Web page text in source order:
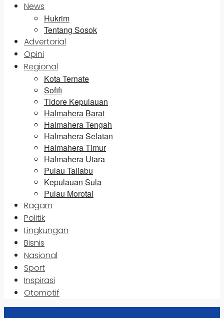
News
Hukrim
Tentang Sosok
Advertorial
Opini
Regional
Kota Ternate
Sofifi
Tidore Kepulauan
Halmahera Barat
Halmahera Tengah
Halmahera Selatan
Halmahera Timur
Halmahera Utara
Pulau Taliabu
Kepulauan Sula
Pulau Morotai
Ragam
Politik
Lingkungan
Bisnis
Nasional
Sport
Inspirasi
Otomotif